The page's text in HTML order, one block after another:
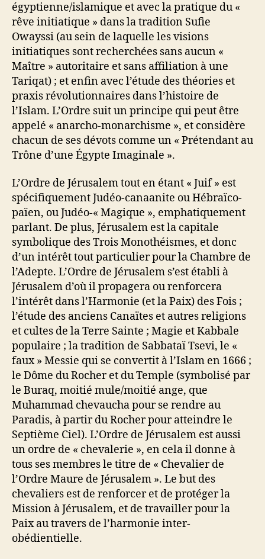
égyptienne/islamique et avec la pratique du «
rêve initiatique » dans la tradition Sufie
Owayssi (au sein de laquelle les visions
initiatiques sont recherchées sans aucun «
Maître » autoritaire et sans affiliation à une
Tariqat) ; et enfin avec l’étude des théories et
praxis révolutionnaires dans l’histoire de
l’Islam. L’Ordre suit un principe qui peut être
appelé « anarcho-monarchisme », et considère
chacun de ses dévots comme un « Prétendant au
Trône d’une Égypte Imaginale ».
L’Ordre de Jérusalem tout en étant « Juif » est
spécifiquement Judéo-canaanite ou Hébraïco-
païen, ou Judéo-« Magique », emphatiquement
parlant. De plus, Jérusalem est la capitale
symbolique des Trois Monothéismes, et donc
d’un intérêt tout particulier pour la Chambre de
l’Adepte. L’Ordre de Jérusalem s’est établi à
Jérusalem d’où il propagera ou renforcera
l’intérêt dans l’Harmonie (et la Paix) des Fois ;
l’étude des anciens Canaïtes et autres religions
et cultes de la Terre Sainte ; Magie et Kabbale
populaire ; la tradition de Sabbataï Tsevi, le «
faux » Messie qui se convertit à l’Islam en 1666 ;
le Dôme du Rocher et du Temple (symbolisé par
le Buraq, moitié mule/moitié ange, que
Muhammad chevaucha pour se rendre au
Paradis, à partir du Rocher pour atteindre le
Septième Ciel). L’Ordre de Jérusalem est aussi
un ordre de « chevalerie », en cela il donne à
tous ses membres le titre de « Chevalier de
l’Ordre Maure de Jérusalem ». Le but des
chevaliers est de renforcer et de protéger la
Mission à Jérusalem, et de travailler pour la
Paix au travers de l’harmonie inter-
obédientielle.